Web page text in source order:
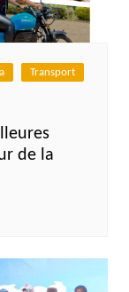
Transport
de la